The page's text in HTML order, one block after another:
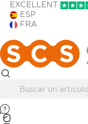
EXCELLENT
ESP
FRA